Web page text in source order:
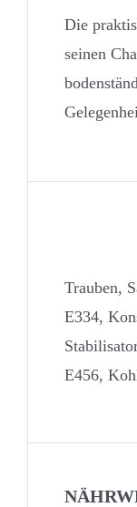
Die
seinen
Trauben,
E334,
E456,